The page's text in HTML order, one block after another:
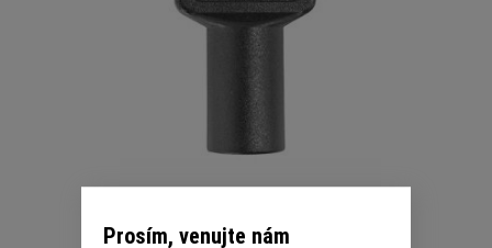
Prosím, venujte nám